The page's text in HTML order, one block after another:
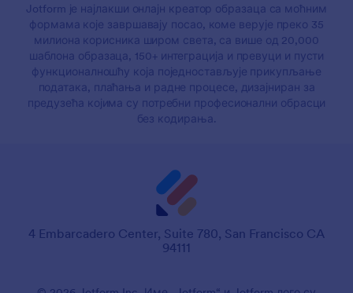
Jotform је најлакши онлајн креатор образаца са моћним
формама које завршавају посао, коме верује преко 35
милиона корисника широм света, са више од 20,000
шаблона образаца, 150+ интеграција и превуци и пусти
функционалношћу која поједностављује прикупљање
података, плаћања и радне процесе, дизајниран за
предузећа којима су потребни професионални обрасци
без кодирања.
4 Embarcadero Center, Suite 780, San Francisco CA
94111